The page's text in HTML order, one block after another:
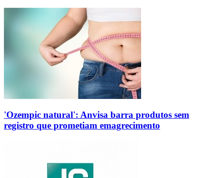
'Ozempic natural': Anvisa barra produtos sem
registro que prometiam emagrecimento